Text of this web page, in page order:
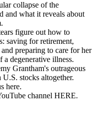
collapse of the
and what it reveals about
figure out how to
saving for retirement,
preparing to care for her
degenerative illness.
Grantham's outrageous
stocks altogether.
⁠⁠⁠⁠⁠⁠⁠⁠⁠⁠⁠⁠⁠⁠⁠⁠⁠⁠⁠⁠⁠⁠⁠⁠⁠⁠⁠⁠⁠⁠⁠⁠⁠⁠⁠⁠⁠⁠⁠⁠⁠⁠⁠⁠⁠⁠⁠⁠⁠⁠⁠⁠⁠⁠⁠⁠⁠⁠⁠⁠⁠⁠⁠⁠⁠⁠⁠⁠⁠⁠⁠⁠⁠⁠⁠⁠⁠⁠⁠⁠⁠⁠⁠⁠⁠⁠⁠⁠⁠⁠⁠⁠⁠⁠⁠⁠⁠⁠⁠⁠⁠⁠⁠⁠⁠⁠⁠⁠⁠⁠⁠⁠⁠⁠⁠⁠⁠⁠⁠⁠⁠⁠⁠⁠⁠⁠⁠⁠⁠⁠⁠⁠⁠⁠⁠⁠⁠⁠⁠⁠⁠⁠⁠⁠⁠⁠⁠⁠⁠⁠⁠⁠⁠⁠⁠⁠⁠⁠⁠⁠⁠⁠⁠⁠⁠⁠⁠⁠⁠⁠⁠⁠⁠⁠⁠⁠⁠⁠⁠⁠⁠⁠⁠⁠⁠⁠⁠⁠⁠⁠⁠⁠⁠⁠⁠⁠⁠here⁠⁠⁠⁠⁠⁠⁠⁠⁠⁠⁠⁠⁠⁠⁠⁠⁠⁠⁠⁠⁠⁠⁠⁠⁠⁠⁠⁠⁠⁠⁠⁠⁠⁠⁠⁠⁠⁠⁠⁠⁠⁠⁠⁠⁠⁠⁠⁠⁠⁠⁠⁠⁠⁠⁠⁠⁠⁠⁠⁠⁠⁠⁠⁠⁠⁠⁠⁠⁠⁠⁠⁠⁠⁠⁠⁠⁠⁠⁠⁠⁠⁠⁠⁠⁠⁠⁠⁠⁠⁠⁠⁠⁠⁠⁠⁠⁠⁠⁠⁠⁠⁠⁠⁠⁠⁠⁠⁠⁠⁠⁠⁠⁠⁠⁠⁠⁠⁠⁠⁠⁠⁠⁠⁠⁠⁠⁠⁠⁠⁠⁠⁠⁠⁠⁠⁠⁠⁠⁠⁠⁠⁠⁠⁠⁠⁠⁠⁠⁠⁠⁠⁠⁠⁠⁠⁠⁠⁠⁠⁠⁠⁠⁠⁠⁠⁠⁠⁠⁠⁠⁠⁠⁠⁠⁠⁠⁠⁠⁠⁠⁠⁠⁠⁠⁠⁠⁠⁠⁠⁠⁠⁠⁠⁠⁠⁠⁠.
channel HERE.